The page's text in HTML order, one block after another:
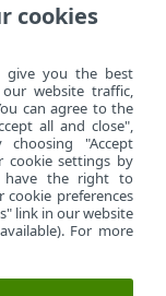
cookies
give you the best
website traffic,
can agree to the
all and close",
choosing "Accept
cookie settings by
have the right to
preferences
link in our website
For more